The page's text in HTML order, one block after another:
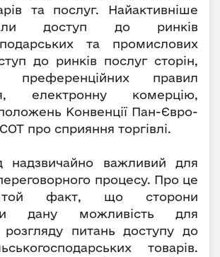
та послуг. Найактивніше
доступ до ринків
та промислових
до ринків послуг сторін,
преференційних правил
електронну комерцію,
Конвенції Пан-Євро-
про сприяння торгівлі.
надзвичайно важливий для
переговорного процесу. Про це
той факт, що сторони
дану можливість для
розгляду питань доступу до
товарів.